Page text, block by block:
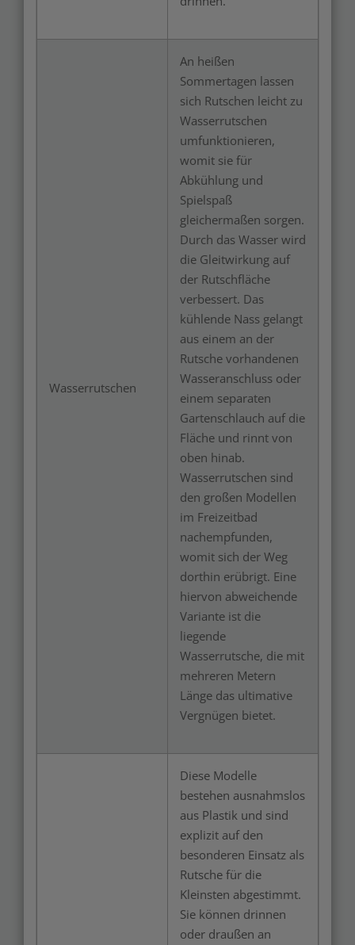
Wasserrutschen
An heißen
Sommertagen lassen
sich Rutschen leicht zu
Wasserrutschen
umfunktionieren,
womit sie für
Abkühlung und
Spielspaß
gleichermaßen sorgen.
Durch das Wasser wird
die Gleitwirkung auf
der Rutschfläche
verbessert. Das
kühlende Nass gelangt
aus einem an der
Rutsche vorhandenen
Wasseranschluss oder
einem separaten
Gartenschlauch auf die
Fläche und rinnt von
oben hinab.
Wasserrutschen sind
den großen Modellen
im Freizeitbad
nachempfunden,
womit sich der Weg
dorthin erübrigt. Eine
hiervon abweichende
Variante ist die
liegende
Wasserrutsche, die mit
mehreren Metern
Länge das ultimative
Vergnügen bietet.
Diese Modelle
bestehen ausnahmslos
aus Plastik und sind
explizit auf den
besonderen Einsatz als
Rutsche für die
Kleinsten abgestimmt.
Sie können drinnen
oder draußen an